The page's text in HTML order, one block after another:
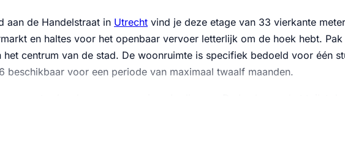
aan de Handelstraat in Utrecht vind je deze etage van 33 vierkante
en haltes voor het openbaar vervoer letterlijk om de hoek hebt.
centrum van de stad. De woonruimte is specifiek bedoeld voor één
beschikbaar voor een periode van maximaal twaalf maanden.